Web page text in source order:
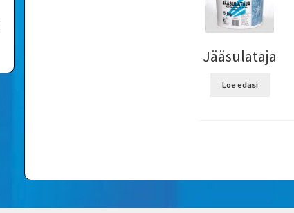
Jääsulataja
Loe edasi